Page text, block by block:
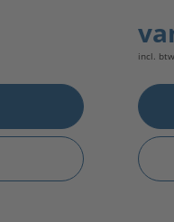
incl.